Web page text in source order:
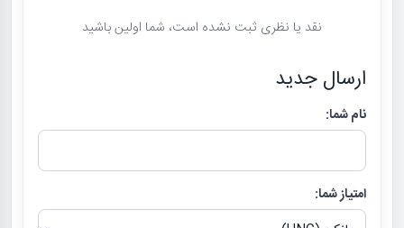
نقد یا نظری ثبت نشده است، شما اولین باشید
ارسال جدید
نام شما:
امتیاز شما: